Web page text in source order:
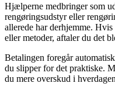
Hjælperne medbringer som
rengøringsudstyr eller
allerede har derhjemme.
eller metoder, aftaler du det
Betalingen foregår
du slipper for det praktiske.
du mere overskud i